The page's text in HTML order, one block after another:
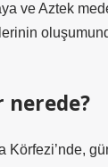
ve Aztek
nerede?
Körfezi’nde,